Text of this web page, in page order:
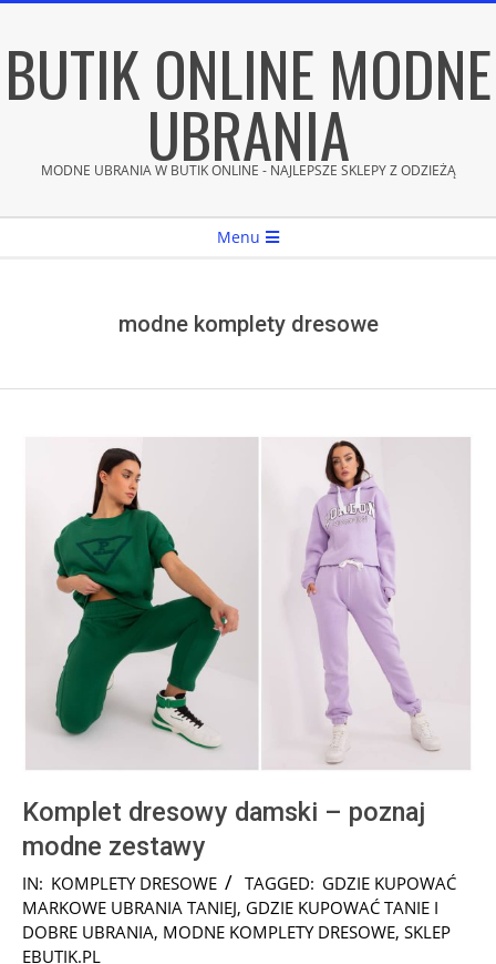
content
BUTIK ONLINE MODNE
UBRANIA
MODNE UBRANIA W BUTIK ONLINE - NAJLEPSZE SKLEPY Z ODZIEŻĄ
Menu
modne komplety dresowe
Komplet dresowy damski – poznaj
modne zestawy
2026-
01-
07
IN: KOMPLETY DRESOWE TAGGED: GDZIE KUPOWAĆ
MARKOWE UBRANIA TANIEJ, GDZIE KUPOWAĆ TANIE I
DOBRE UBRANIA, MODNE KOMPLETY DRESOWE, SKLEP
EBUTIK.PL